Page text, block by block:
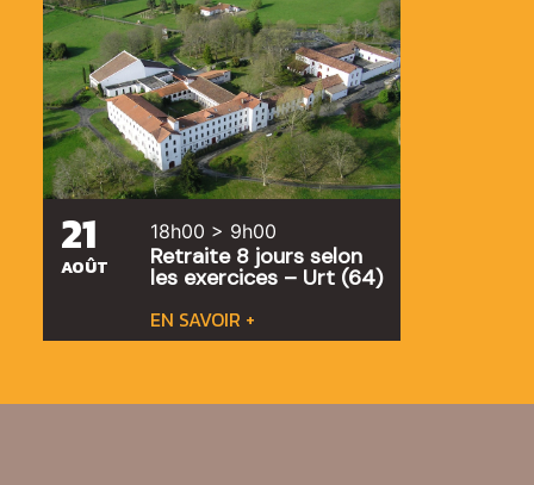
21
AOÛT
18h00 > 9h00
Retraite 8 jours selon
les exercices – Urt (64)
EN SAVOIR +